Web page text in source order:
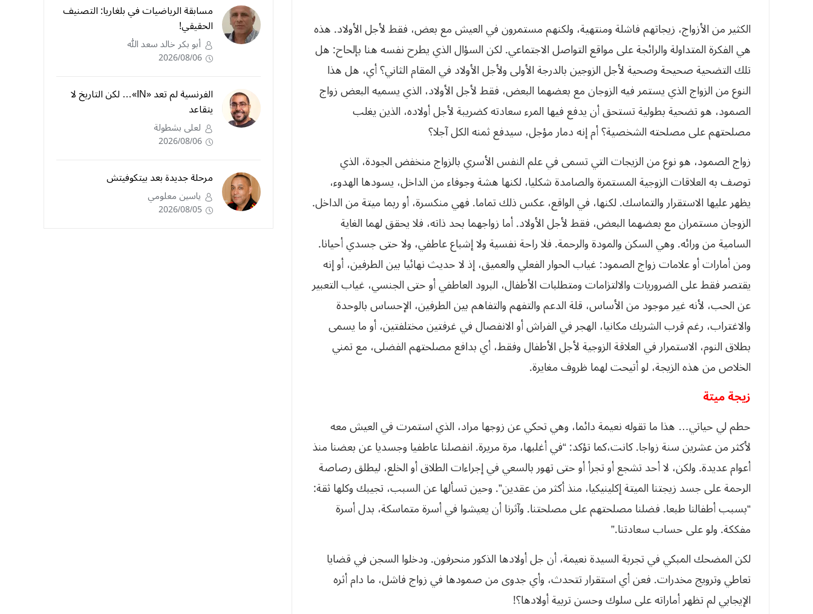
الكثير من الأزواج، زيجاتهم فاشلة ومنتهية، ولكنهم مستمرون في العيش مع بعض، فقط لأجل الأولاد. هذه
هي الفكرة المتداولة والرائجة على مواقع التواصل الاجتماعي. لكن السؤال الذي يطرح نفسه هنا بإلحاح: هل
تلك التضحية صحيحة وصحية لأجل الزوجين بالدرجة الأولى ولأجل الأولاد في المقام الثاني؟ أي، هل هذا
النوع من الزواج الذي يستمر فيه الزوجان مع بعضهما البعض، فقط لأجل الأولاد، الذي يسميه البعض زواج
الصمود، هو تضحية بطولية تستحق أن يدفع فيها المرء سعادته كضريبة لأجل أولاده، الذين يغلب
مصلحتهم على مصلحته الشخصية؟ أم إنه دمار مؤجل، سيدفع ثمنه الكل آجلا؟
زواج الصمود، هو نوع من الزيجات التي تسمى في علم النفس الأسري بالزواج منخفض الجودة، الذي
توصف به العلاقات الزوجية المستمرة والصامدة شكليا، لكنها هشة وجوفاء من الداخل، يسودها الهدوء،
يظهر عليها الاستقرار والتماسك. لكنها، في الواقع، عكس ذلك تماما. فهي منكسرة، أو ربما ميتة من الداخل.
الزوجان مستمران مع بعضهما البعض، فقط لأجل الأولاد. أما زواجهما بحد ذاته، فلا يحقق لهما الغاية
السامية من ورائه. وهي السكن والمودة والرحمة. فلا راحة نفسية ولا إشباع عاطفي، ولا حتى جسدي أحيانا.
ومن أمارات أو علامات زواج الصمود: غياب الحوار الفعلي والعميق، إذ لا حديث نهائيا بين الطرفين، أو إنه
يقتصر فقط على الضروريات والالتزامات ومتطلبات الأطفال، البرود العاطفي أو حتى الجنسي، غياب التعبير
عن الحب، لأنه غير موجود من الأساس، قلة الدعم والتفهم والتفاهم بين الطرفين، الإحساس بالوحدة
والاغتراب، رغم قرب الشريك مكانيا، الهجر في الفراش أو الانفصال في غرفتين مختلفتين، أو ما يسمى
بطلاق النوم، الاستمرار في العلاقة الزوجية لأجل الأطفال وفقط، أي بدافع مصلحتهم الفضلى، مع تمني
الخلاص من هذه الزيجة، لو أتيحت لهما ظروف مغايرة.
زيجة ميتة
حطم لي حياتي… هذا ما تقوله نعيمة دائما، وهي تحكي عن زوجها مراد، الذي استمرت في العيش معه
لأكثر من عشرين سنة زواجا. كانت،كما تؤكد: “في أغلبها، مرة مريرة. انفصلنا عاطفيا وجسديا عن بعضنا منذ
أعوام عديدة. ولكن، لا أحد تشجع أو تجرأ أو حتى تهور بالسعي في إجراءات الطلاق أو الخلع، ليطلق رصاصة
الرحمة على جسد زيجتنا الميتة إكلينيكيا، منذ أكثر من عقدين”. وحين تسألها عن السبب، تجيبك وكلها ثقة:
“بسبب أطفالنا طبعا. فضلنا مصلحتهم على مصلحتنا. وآثرنا أن يعيشوا في أسرة متماسكة، بدل أسرة
مفككة. ولو على حساب سعادتنا.”
لكن المضحك المبكي في تجربة السيدة نعيمة، أن جل أولادها الذكور منحرفون. ودخلوا السجن في قضايا
تعاطي وترويج مخدرات. فعن أي استقرار تتحدث، وأي جدوى من صمودها في زواج فاشل، ما دام أثره
الإيجابي لم تظهر أماراته على سلوك وحسن تربية أولادها؟!
مسابقة الرياضيات في بلغاريا: التصنيف
الحقيقي!
أبو بكر خالد سعد الله
2026/08/06
الفرنسية لم تعد «IN»… لكن التاريخ لا
يتقاعد
لعلى بشطولة
2026/08/06
مرحلة جديدة بعد بيتكوفيتش
ياسين معلومي
2026/08/05